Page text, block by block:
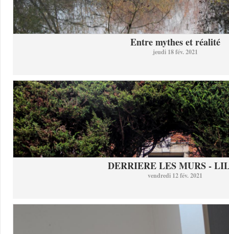
Entre mythes et réalité
jeudi 18 fév. 2021
DERRIERE LES MURS -
vendredi 12 fév. 2021